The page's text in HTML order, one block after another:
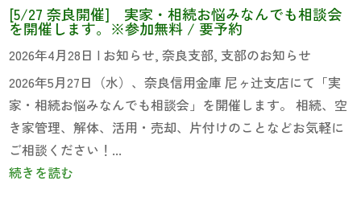
[5/27 奈良開催] 実家・相続お悩みなんでも相談会
を開催します。※参加無料 / 要予約
2026年4月28日 | お知らせ,奈良支部, 支部のお知らせ
2026年5月27日（水）、奈良信用金庫 尼ヶ辻支店にて「実
家・相続お悩みなんでも相談会」を開催します。 相続、空
き家管理、解体、活用・売却、片付けのことなどお気軽に
ご相談ください！...
続きを読む